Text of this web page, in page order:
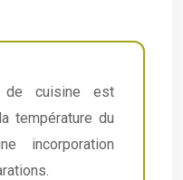
de cuisine est
température du
incorporation